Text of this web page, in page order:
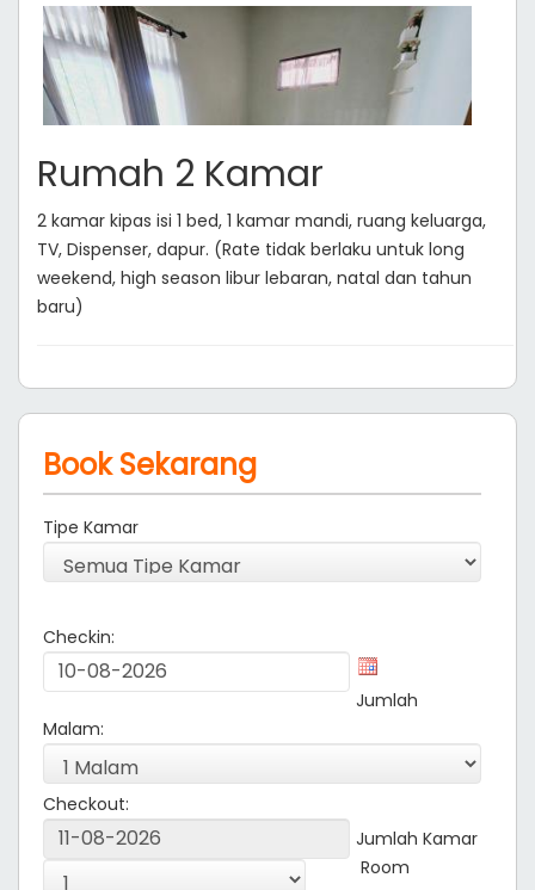
Rumah 2 Kamar
2 kamar kipas isi 1 bed, 1 kamar mandi, ruang keluarga,
TV, Dispenser, dapur. (Rate tidak berlaku untuk long
weekend, high season libur lebaran, natal dan tahun
baru)
Book Sekarang
Tipe Kamar
Checkin:
Jumlah
Malam:
Checkout:
Jumlah Kamar
Room